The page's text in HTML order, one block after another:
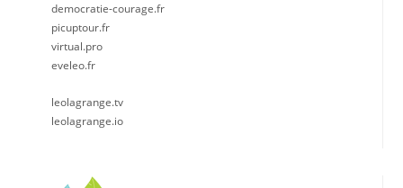
democratie-courage.fr
picuptour.fr
virtual.pro
eveleo.fr
leolagrange.tv
leolagrange.io